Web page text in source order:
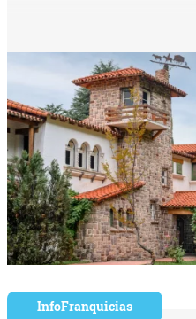
InfoFranquicias